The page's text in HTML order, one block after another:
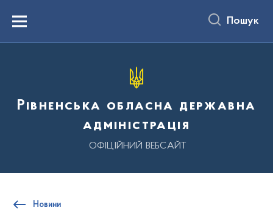
вмістуMenu Пошук
Рівненська обласна державна
адміністрація
ОФІЦІЙНИЙ ВЕБСАЙТ
Новини